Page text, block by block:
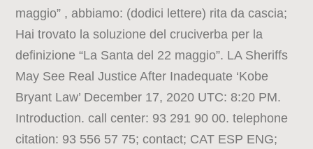
maggio” , abbiamo: (dodici lettere) rita da cascia;
Hai trovato la soluzione del cruciverba per la
definizione “La Santa del 22 maggio”. LA Sheriffs
May See Real Justice After Inadequate ‘Kobe
Bryant Law’ December 17, 2020 UTC: 8:20 PM.
Introduction. call center: 93 291 90 00. telephone
citation: 93 556 57 75; contact; CAT ESP ENG;